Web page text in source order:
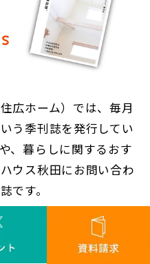
広ホーム）では、毎月
う季刊誌を発行してい
、暮らしに関するおす
ウス秋田にお問い合わ
です。
クをご希望の方はまず